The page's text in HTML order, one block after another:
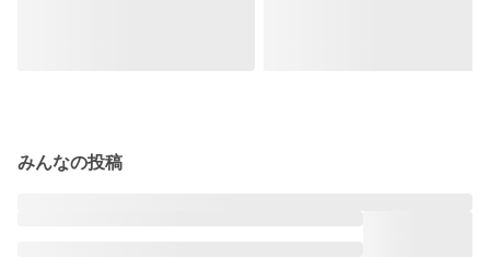
みんなの投稿